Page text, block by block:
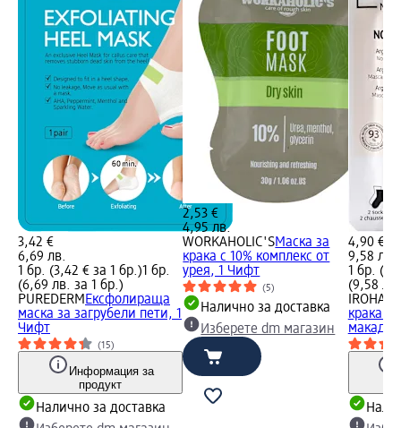
3,42 €
6,69 лв.
1 бр. (3,42 € за 1 бр.)1 бр.
(6,69 лв. за 1 бр.)
PUREDERMЕксфолираща
маска за загрубели пети, 1
Чифт
(15)
Информация за
продукт
Налично за доставка
2,53 €
4,95 лв.
WORKAHOLIC'SМаска за
крака c 10% комплекс от
урея, 1 Чифт
(5)
Налично за доставка
Изберете dm магазин
4,90 €
9,58 лв.
1 бр.
(9,58
IROHA
крака с